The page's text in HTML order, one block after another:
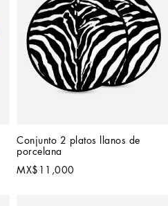
Conjunto 2 platos llanos de
porcelana
MX$11,000